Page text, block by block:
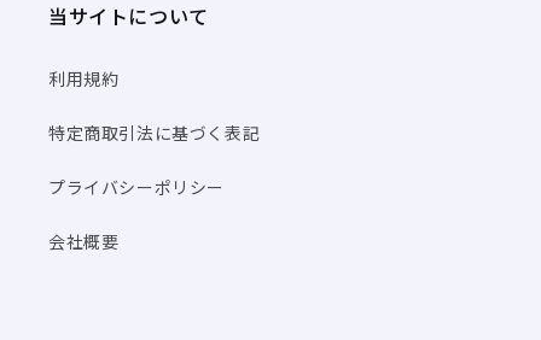
当サイトについて
利用規約
特定商取引法に基づく表記
プライバシーポリシー
会社概要